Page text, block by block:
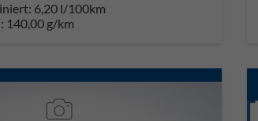
6,20 l/100km
140,00 g/km